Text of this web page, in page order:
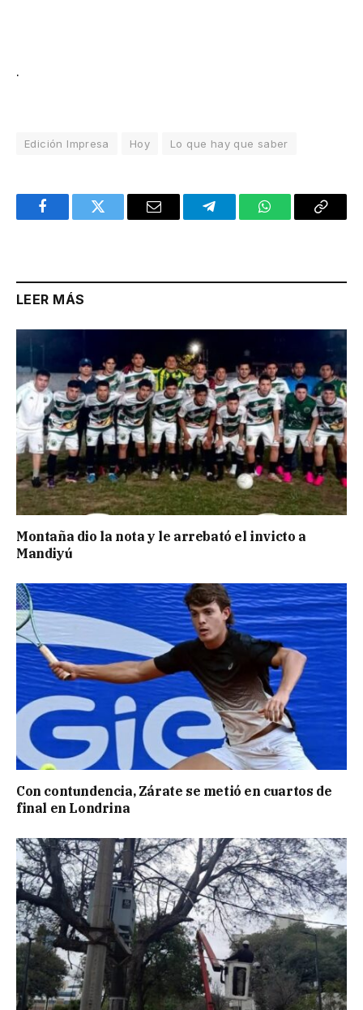
.
Edición Impresa Hoy Lo que hay que saber
FacebookTwitter Email TelegramWhatsAppCopy
LEER MÁS
Montaña dio la nota y le arrebató el invicto a
Mandiyú
Con contundencia, Zárate se metió en cuartos de
final en Londrina